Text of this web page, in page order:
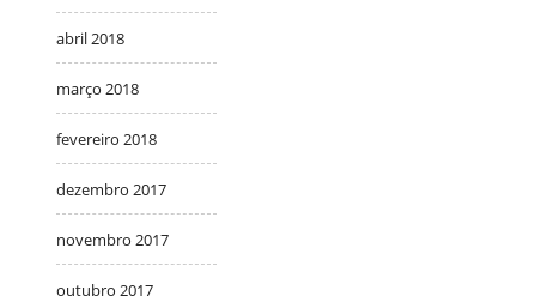
abril 2018
março 2018
fevereiro 2018
dezembro 2017
novembro 2017
outubro 2017